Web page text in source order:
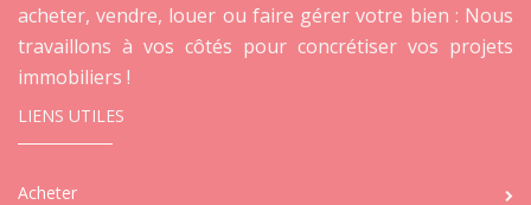
acheter, vendre, louer ou faire gérer votre bien : Nous
travaillons à vos côtés pour concrétiser vos projets
immobiliers !
LIENS UTILES
Acheter